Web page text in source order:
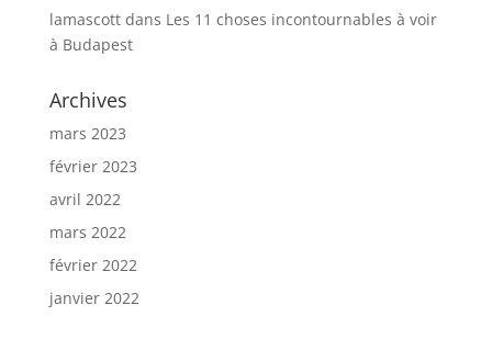
lamascottdans Les 11 choses incontournables à voir
à Budapest
Archives
mars 2023
février 2023
avril 2022
mars 2022
février 2022
janvier 2022